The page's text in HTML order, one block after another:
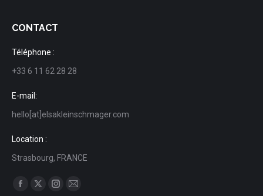
CONTACT
Téléphone :
+33 6 11 62 28 28
E-mail:
hello[at]elsakleinschmager.com
Location :
Strasbourg, FRANCE
Trouvez nous sur :
Facebook
X
Instagram
Mail